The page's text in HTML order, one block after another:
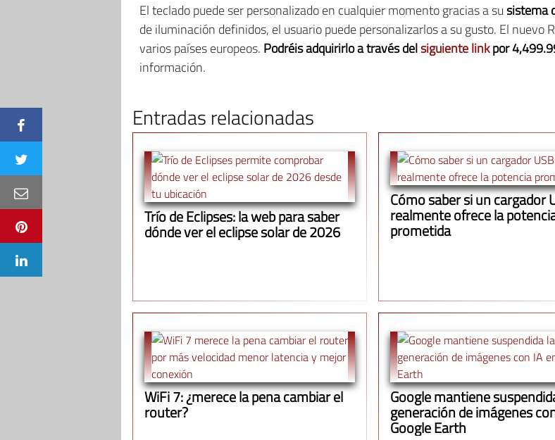
El teclado puede ser personalizado en cualquier momento gracias a susistema
de iluminación definidos, el usuario puede personalizarlos a su gusto. El nuevo
varios países europeos. Podréis adquirirlo a través delsiguiente linkpor
información.
Entradas relacionadas
Trío de Eclipses: la web para saber
dónde ver el eclipse solar de 2026
Cómo saber si un cargador
realmente ofrece la
prometida
WiFi 7: ¿merece la pena cambiar el
router?
Google mantiene
generación de imágenes
Google Earth